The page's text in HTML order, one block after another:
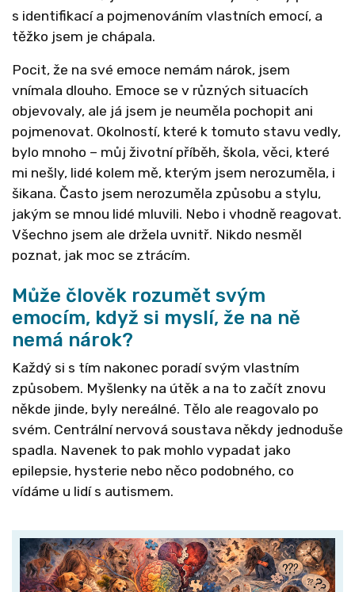
s identifikací a pojmenováním vlastních emocí, a
těžko jsem je chápala.
Pocit, že na své emoce nemám nárok, jsem
vnímala dlouho. Emoce se v různých situacích
objevovaly, ale já jsem je neuměla pochopit ani
pojmenovat. Okolností, které k tomuto stavu vedly,
bylo mnoho – můj životní příběh, škola, věci, které
mi nešly, lidé kolem mě, kterým jsem nerozuměla, i
šikana. Často jsem nerozuměla způsobu a stylu,
jakým se mnou lidé mluvili. Nebo i vhodně reagovat.
Všechno jsem ale držela uvnitř. Nikdo nesměl
poznat, jak moc se ztrácím.
Může člověk rozumět svým
emocím, když si myslí, že na ně
nemá nárok?
Každý si s tím nakonec poradí svým vlastním
způsobem. Myšlenky na útěk a na to začít znovu
někde jinde, byly nereálné. Tělo ale reagovalo po
svém. Centrální nervová soustava někdy jednoduše
spadla. Navenek to pak mohlo vypadat jako
epilepsie, hysterie nebo něco podobného, co
vídáme u lidí s autismem.